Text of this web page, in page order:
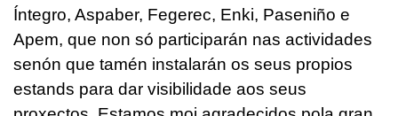
Íntegro, Aspaber, Fegerec, Enki, Paseniño e
Apem, que non só participarán nas actividades
senón que tamén instalarán os seus propios
estands para dar visibilidade aos seus